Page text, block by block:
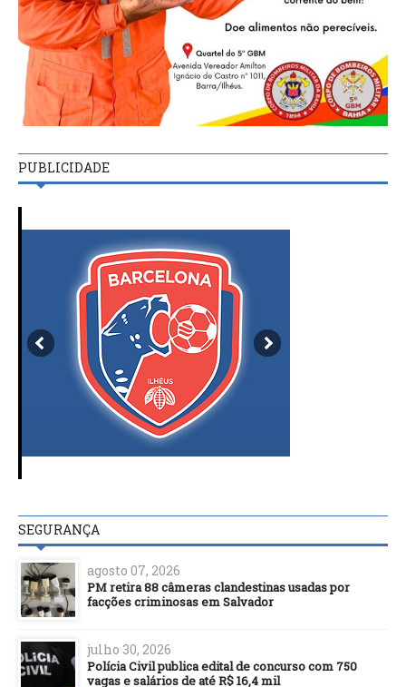
PUBLICIDADE
SEGURANÇA
agosto 07, 2026
PM retira 88 câmeras clandestinas usadas por
facções criminosas em Salvador
julho 30, 2026
Polícia Civil publica edital de concurso com 750
vagas e salários de até R$ 16,4 mil